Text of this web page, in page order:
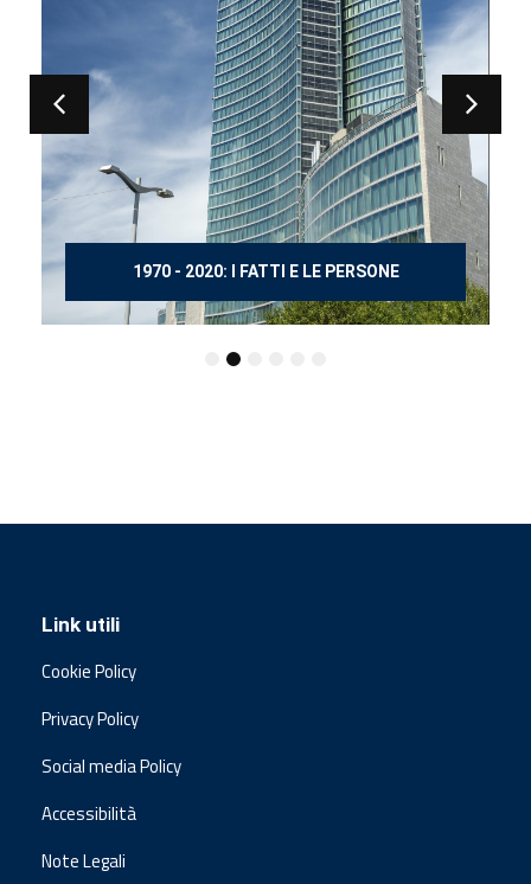
150 ANNI DOPO MANZONI
Link utili
Cookie Policy
Privacy Policy
Social media Policy
Accessibilità
Note Legali